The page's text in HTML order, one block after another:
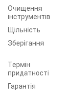
Очищення
інструментів
Щільність
Зберігання
Термін
придатності
Гарантія